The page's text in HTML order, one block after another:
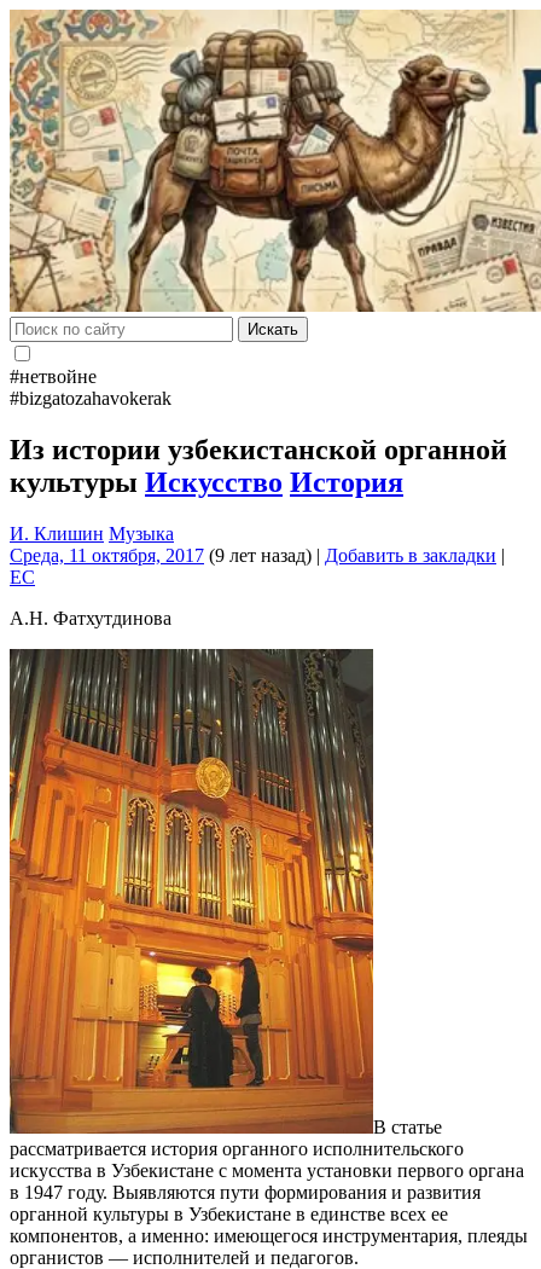
Искать
#нетвойне
#bizgatozahavokerak
Из истории узбекистанской органной
культуры Искусство История
И. Клишин Музыка
Среда, 11 октября, 2017 (9 лет назад) | Добавить в закладки |
EC
А.Н. Фатхутдинова
В статье
рассматривается история органного исполнительского
искусства в Узбекистане с момента установки первого органа
в 1947 году. Выявляются пути формирования и развития
органной культуры в Узбекистане в единстве всех ее
компонентов, а именно: имеющегося инструментария, плеяды
органистов — исполнителей и педагогов.